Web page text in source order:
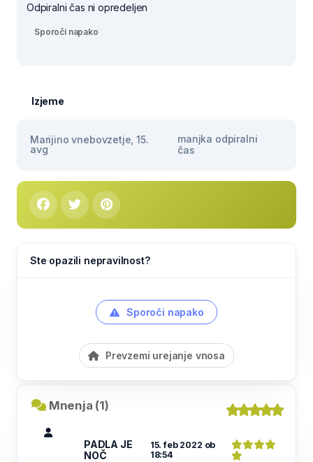
Odpiralni čas ni opredeljen
Sporoči napako
Izjeme
Marijino vnebovzetje, 15.
avg
manjka odpiralni
čas
Ste opazili nepravilnost?
Sporoči napako
Prevzemi urejanje vnosa
Mnenja (1)
PADLA JE
NOČ
15. feb 2022 ob
18:54